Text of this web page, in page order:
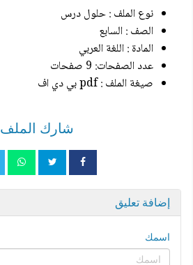
نوع الملف : حلول درس
الصف : السابع
المادة : اللغة العربي
عدد الصفحات: 9 صفحات
صيغة الملف : pdf بي دي اف
شارك الملف
إضافة تعليق
اسمك